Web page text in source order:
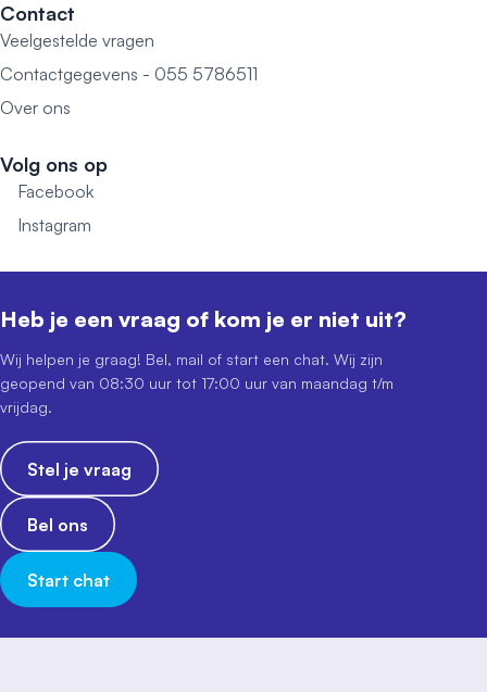
Contact
Veelgestelde vragen
Contactgegevens - 055 5786511
Over ons
Volg ons op
Facebook
Instagram
Heb je een vraag of kom je er niet uit?
Wij helpen je graag! Bel, mail of start een chat. Wij zijn
geopend van 08:30 uur tot 17:00 uur van maandag t/m
vrijdag.
Stel je vraag
Bel ons
Start chat